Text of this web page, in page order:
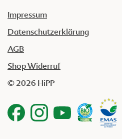
Impressum
Datenschutzerklärung
AGB
Shop Widerruf
© 2026 HiPP